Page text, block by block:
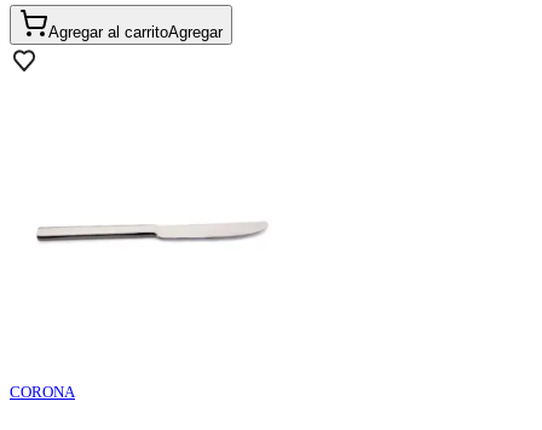
Agregar al carritoAgregar
CORONA